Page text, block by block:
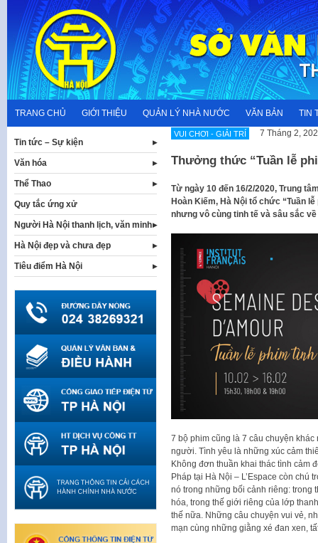
content
TRANG CHỦ GIỚI THIỆU QUẢN LÝ NHÀ NƯỚC VĂN BẢN TIN
VUI CHƠI - GIẢI TRÍ 7 Tháng 2,
Thưởng thức “Tuần lễ
Từ ngày 10 đến 16/2/2020, Trung
Hoàn Kiếm, Hà Nội tổ chức “Tuần
nhưng vô cùng tinh tế và sâu sắc
7 bộ phim cũng là 7 câu chuyện
người. Tình yêu là những xúc cảm
Không đơn thuần khai thác tình cảm
Pháp tại Hà Nội – L’Espace còn chú
nó trong những bối cảnh riêng: trong
hóa, trong thế giới riêng của lớp
thế nữa. Những câu chuyện vui vẻ,
mạn cùng những giằng xé đan xen,
Tin tức – Sự kiện
Văn hóa
Thể Thao
Quy tắc ứng xử
Người Hà Nội thanh lịch, văn minh
Hà Nội đẹp và chưa đẹp
Tiêu điểm Hà Nội